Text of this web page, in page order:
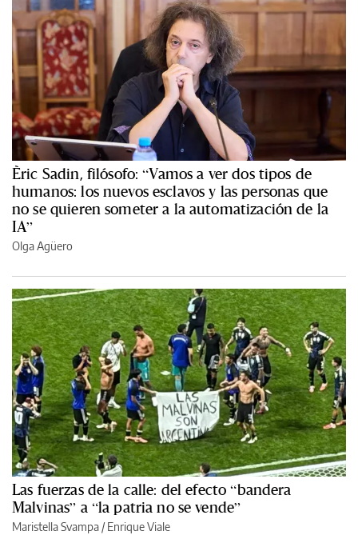
Èric Sadin, filósofo: “Vamos a ver dos tipos de
humanos: los nuevos esclavos y las personas que
no se quieren someter a la automatización de la
IA”
Olga Agüero
Las fuerzas de la calle: del efecto “bandera
Malvinas” a “la patria no se vende”
Maristella Svampa/ Enrique Viale